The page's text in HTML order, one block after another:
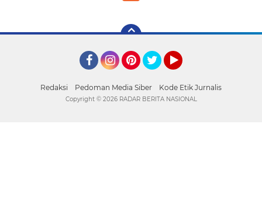
Redaksi Pedoman Media Siber Kode Etik Jurnalis
Copyright © 2026 RADAR BERITA NASIONAL